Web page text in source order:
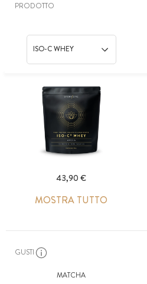
PRODOTTO
ISO-C WHEY
43,90 €
MOSTRA TUTTO
GUSTI
MATCHA